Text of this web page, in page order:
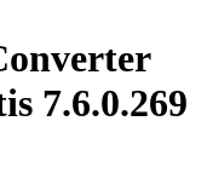
7.6.0.269